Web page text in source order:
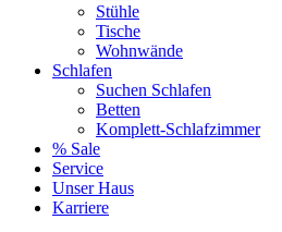
Stühle
Tische
Wohnwände
Schlafen
Suchen Schlafen
Betten
Komplett-Schlafzimmer
% Sale
Service
Unser Haus
Karriere